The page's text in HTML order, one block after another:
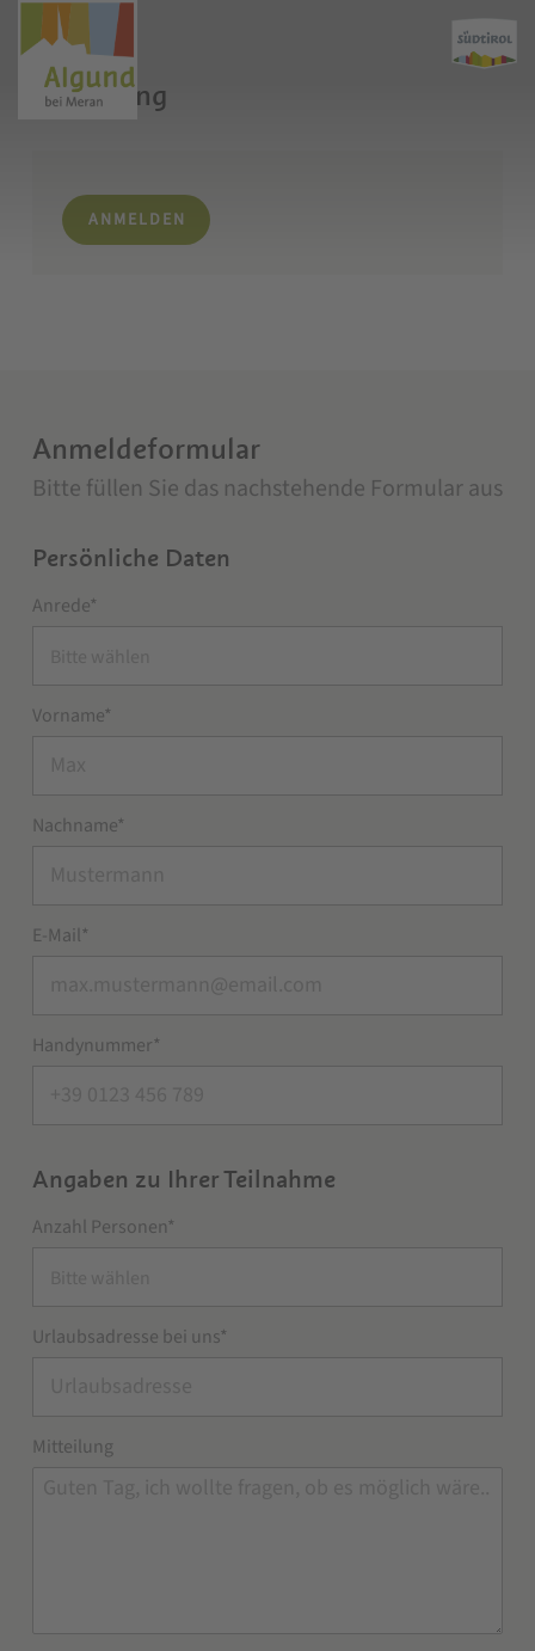
Ernährung
ANMELDEN
Anmeldeformular
Bitte füllen Sie das nachstehende Formular aus
Persönliche Daten
Anrede*
Vorname*
Nachname*
E-Mail*
Handynummer*
Angaben zu Ihrer Teilnahme
Anzahl Personen*
Urlaubsadresse bei uns*
Mitteilung